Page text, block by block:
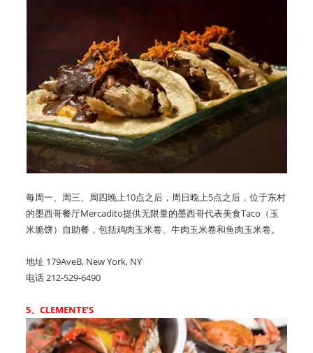
每周一、周三、周四晚上10点之后，周日晚上5点之后，位于东村
的墨西哥餐厅Mercadito提供无限量的墨西哥代表美食Taco（玉
米脆饼）自助餐，包括鸡肉玉米卷、牛肉玉米卷和鱼肉玉米卷。
地址 179AveB, New York, NY
电话 212-529-6490
5、CLEMENTE’S